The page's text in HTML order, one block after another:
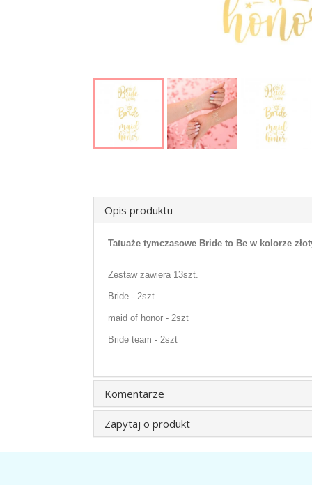
Opis produktu
Tatuaże tymczasowe Bride to Be w kolorze
Zestaw zawiera 13szt.
Bride - 2szt
maid of honor - 2szt
Bride team - 2szt
Komentarze
Zapytaj o produkt